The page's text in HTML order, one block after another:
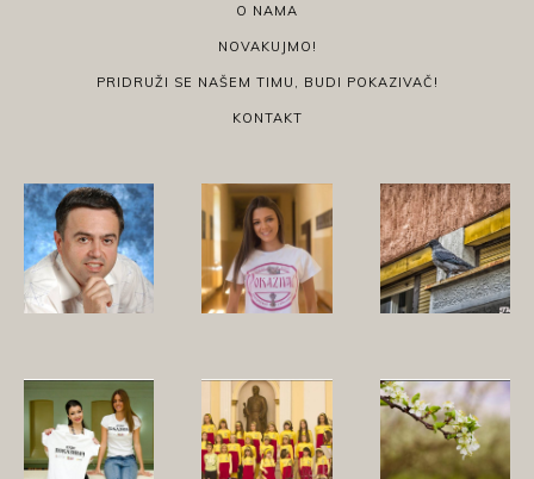
O NAMA
NOVAKUJMO!
PRIDRUŽI SE NAŠEM TIMU, BUDI POKAZIVAČ!
KONTAKT